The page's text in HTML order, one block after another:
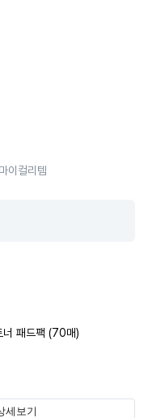
이컬리템
패드팩 (70매)
세보기